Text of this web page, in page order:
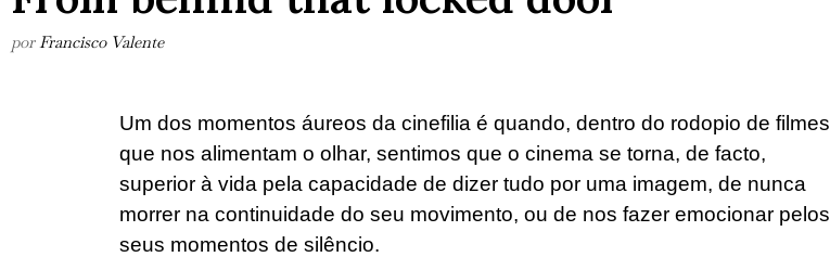
por Francisco Valente
Um dos momentos áureos da cinefilia é quando, dentro do rodopio de filmes
que nos alimentam o olhar, sentimos que o cinema se torna, de facto,
superior à vida pela capacidade de dizer tudo por uma imagem, de nunca
morrer na continuidade do seu movimento, ou de nos fazer emocionar pelos
seus momentos de silêncio.